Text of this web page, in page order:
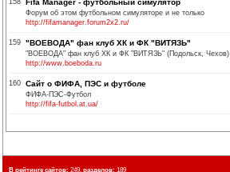
158 Fifa Manager - футбольный симулятор
Форум об этом футбольном симуляторе и не только
http://fifamanager.forum2x2.ru/
159 "ВОЕВОДА" фан клуб ХК и ФК "ВИТЯЗЬ"
"ВОЕВОДА" фан клуб ХК и ФК "ВИТЯЗЬ" (Подольск, Чехов)
http://www.boeboda.ru
160 Сайт о ФИФА, ПЭС и футболе
ФИФА-ПЭС-Футбол
http://fifa-futbol.at.ua/
В рейтинге сайтов: 249, разделов: 189